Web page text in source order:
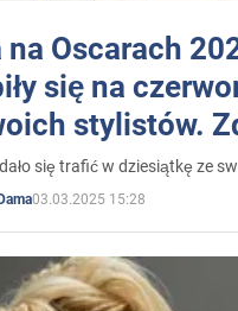
Oscarach
się na
stylistów.
się trafić w dziesiątkę ze
Dama03.03.2025 15:28